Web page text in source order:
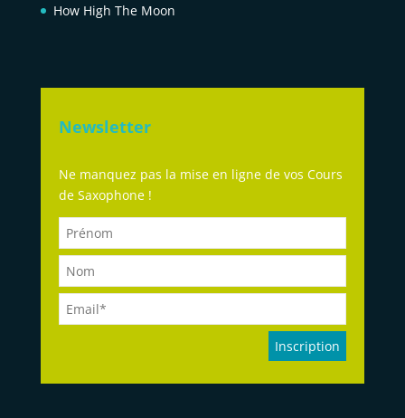
How High The Moon
Newsletter
Ne manquez pas la mise en ligne de vos Cours
de Saxophone !